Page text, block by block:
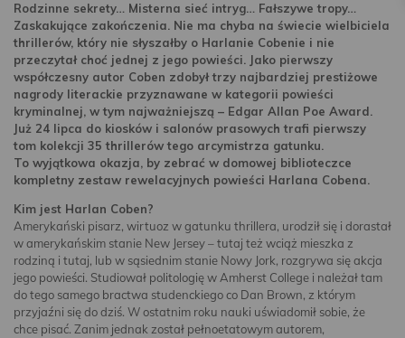
Rodzinne sekrety… Misterna sieć intryg… Fałszywe tropy…
Zaskakujące zakończenia. Nie ma chyba na świecie wielbiciela
thrillerów, który nie słyszałby o Harlanie Cobenie i nie
przeczytał choć jednej z jego powieści. Jako pierwszy
współczesny autor Coben zdobył trzy najbardziej prestiżowe
nagrody literackie przyznawane w kategorii powieści
kryminalnej, w tym najważniejszą – Edgar Allan Poe Award.
Już 24 lipca do kiosków i salonów prasowych trafi pierwszy
tom kolekcji 35 thrillerów tego arcymistrza gatunku.
To wyjątkowa okazja, by zebrać w domowej biblioteczce
kompletny zestaw rewelacyjnych powieści Harlana Cobena.
Kim jest Harlan Coben?
Amerykański pisarz, wirtuoz w gatunku thrillera, urodził się i dorastał
w amerykańskim stanie New Jersey – tutaj też wciąż mieszka z
rodziną i tutaj, lub w sąsiednim stanie Nowy Jork, rozgrywa się akcja
jego powieści. Studiował politologię w Amherst College i należał tam
do tego samego bractwa studenckiego co Dan Brown, z którym
przyjaźni się do dziś. W ostatnim roku nauki uświadomił sobie, że
chce pisać. Zanim jednak został pełnoetatowym autorem,